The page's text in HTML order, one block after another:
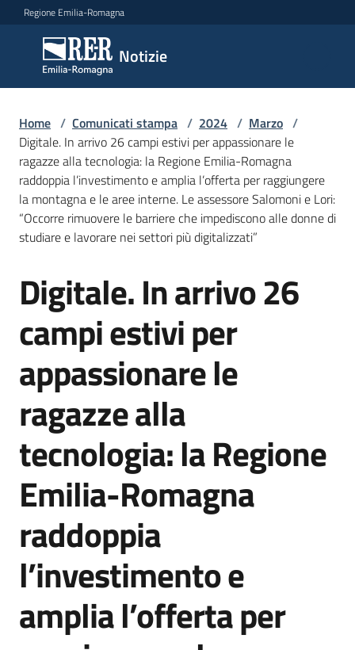
Vai al contenuto
Vai alla navigazione
Vai al footer
Regione Emilia-Romagna
Notizie
Notizie
Comunicati
stampa
Menu selezionato
Cerca
un
comunicato
Agenzia
di
informazione
e
comunicazione
Seguici
su
Home / Comunicati stampa / 2024 / Marzo /
Digitale. In arrivo 26 campi estivi per appassionare le
ragazze alla tecnologia: la Regione Emilia-Romagna
raddoppia l’investimento e amplia l’offerta per raggiungere
la montagna e le aree interne. Le assessore Salomoni e Lori:
“Occorre rimuovere le barriere che impediscono alle donne di
studiare e lavorare nei settori più digitalizzati”
Salta al contenuto
Digitale. In arrivo 26
campi estivi per
appassionare le
ragazze alla
tecnologia: la Regione
Emilia-Romagna
raddoppia
l’investimento e
amplia l’offerta per